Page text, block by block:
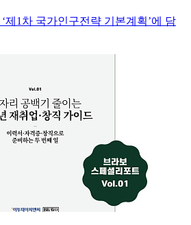
제1차 국가인구전략 기본계획’에 담